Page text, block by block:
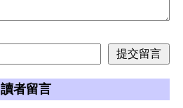
讀者留言